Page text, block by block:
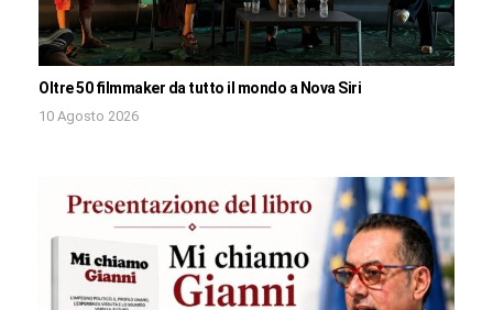
Oltre 50 filmmaker da tutto il mondo a Nova Siri
10 Agosto 2026